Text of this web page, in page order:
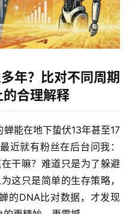
年？比对不同周期
合理解释
能在地下蛰伏13年甚至17
近就有粉丝在后台问我：
干嘛？难道只是为了躲避
这只是简单的生存策略，
的DNA比对数据，才发现